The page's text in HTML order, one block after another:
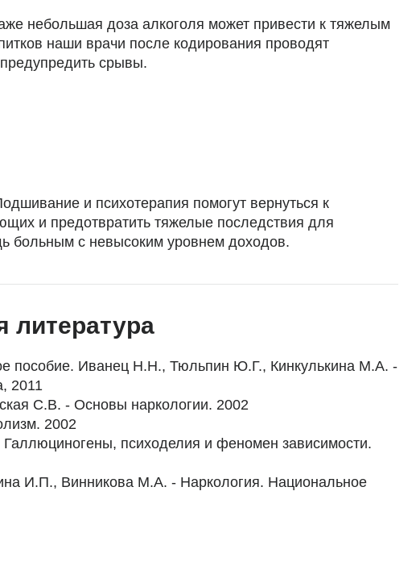
небольшая доза алкоголя может привести к тяжелым
наши врачи после кодирования проводят
срывы.
и психотерапия помогут вернуться к
и предотвратить тяжелые последствия для
больным с невысоким уровнем доходов.
литература
пособие. Иванец Н.Н., Тюльпин Ю.Г., Кинкулькина М.А. -
2011
С.В. - Основы наркологии. 2002
2002
психоделия и феномен зависимости.
И.П., Винникова М.А. - Наркология. Национальное